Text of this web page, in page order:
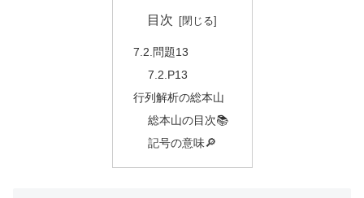
目次
7.2.問題13
7.2.P13
行列解析の総本山
総本山の目次📚
記号の意味🔎